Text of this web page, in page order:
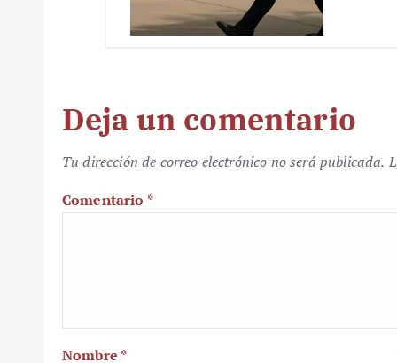
Deja un comentario
Tu dirección de correo electrónico no será publicada.
Comentario *
Nombre *